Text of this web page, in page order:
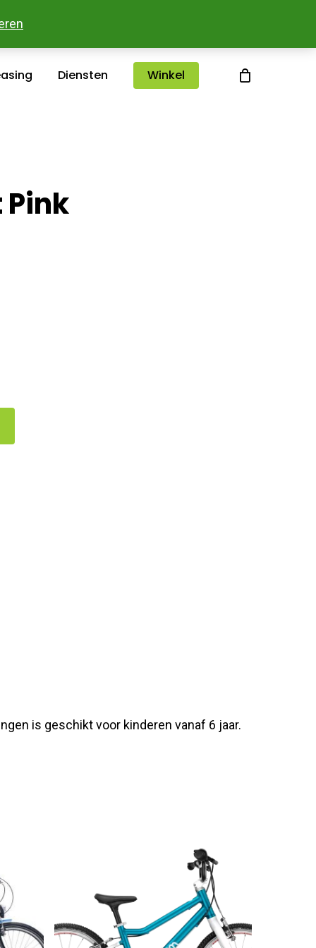
Diensten Winkel
Pink
is geschikt voor kinderen vanaf 6 jaar.